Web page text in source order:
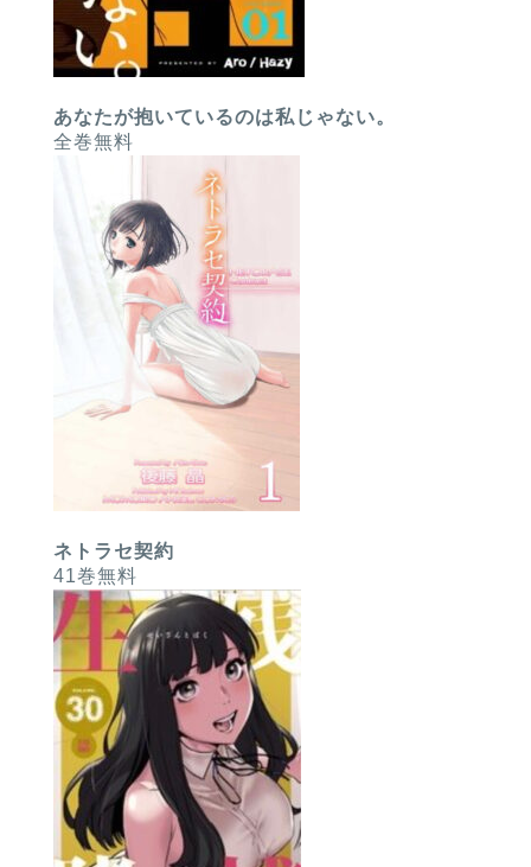
あなたが抱いているのは私じゃない。
全巻無料
ネトラセ契約
41巻無料